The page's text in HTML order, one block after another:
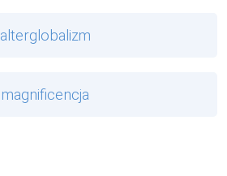
alterglobalizm
magnificencja